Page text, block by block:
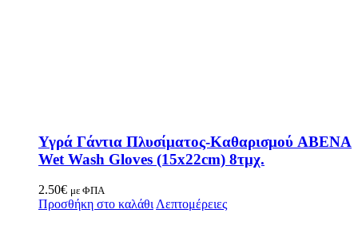
Υγρά Γάντια Πλυσίματος-Καθαρισμού ABENA
Wet Wash Gloves (15x22cm) 8τμχ.
2.50€ με ΦΠΑ
Προσθήκη στο καλάθιΛεπτομέρειες